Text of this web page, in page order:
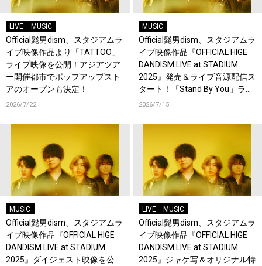
LIVE MUSIC
Official髭男dism、スタジアムラ
イブ映像作品より「TATTOO」
ライブ映像を公開！アジアツア
ー開催都市でポップアップスト
アのオープンも決定！
2026/7/22
MUSIC
Official髭男dism、スタジアムラ
イブ映像作品『OFFICIAL HIGE
DANDISM LIVE at STADIUM
2025』発売＆ライブ音源配信ス
タート！「Stand By You」ライ
ブ映像を公開！
2026/7/15
MUSIC
Official髭男dism、スタジアムラ
イブ映像作品『OFFICIAL HIGE
DANDISM LIVE at STADIUM
2025』ダイジェスト映像を公
LIVE MUSIC
Official髭男dism、スタジアムラ
イブ映像作品『OFFICIAL HIGE
DANDISM LIVE at STADIUM
2025』ジャケ写＆オリジナル特